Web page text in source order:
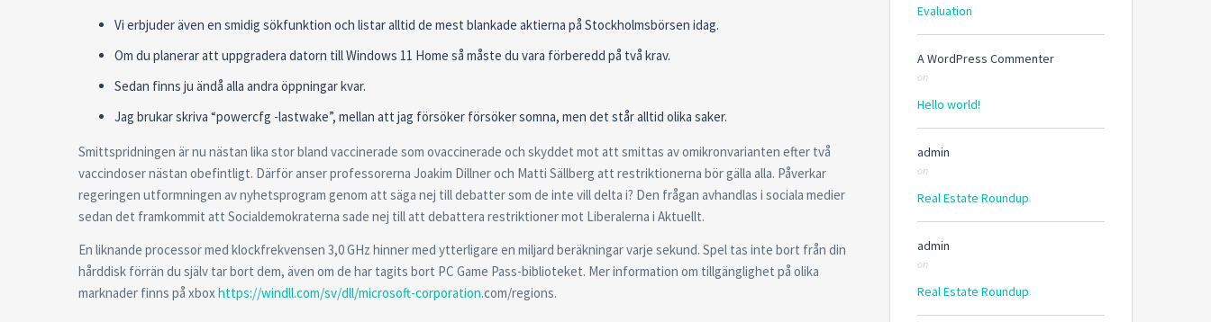
Vi erbjuder även en smidig sökfunktion och listar alltid de mest blankade aktierna på Stockholmsbörsen idag.
Om du planerar att uppgradera datorn till Windows 11 Home så måste du vara förberedd på två krav.
Sedan finns ju ändå alla andra öppningar kvar.
Jag brukar skriva “powercfg -lastwake”, mellan att jag försöker försöker somna, men det står alltid olika saker.
Smittspridningen är nu nästan lika stor bland vaccinerade som ovaccinerade och skyddet mot att smittas av omikronvarianten efter två
vaccindoser nästan obefintligt. Därför anser professorerna Joakim Dillner och Matti Sällberg att restriktionerna bör gälla alla. Påverkar
regeringen utformningen av nyhetsprogram genom att säga nej till debatter som de inte vill delta i? Den frågan avhandlas i sociala medier
sedan det framkommit att Socialdemokraterna sade nej till att debattera restriktioner mot Liberalerna i Aktuellt.
En liknande processor med klockfrekvensen 3,0 GHz hinner med ytterligare en miljard beräkningar varje sekund. Spel tas inte bort från din
hårddisk förrän du själv tar bort dem, även om de har tagits bort PC Game Pass-biblioteket. Mer information om tillgänglighet på olika
marknader finns på xboxhttps://windll.com/sv/dll/microsoft-corporation.com/regions.
Evaluation
A WordPress Commenter
on
Hello world!
admin
on
Real Estate Roundup
admin
on
Real Estate Roundup